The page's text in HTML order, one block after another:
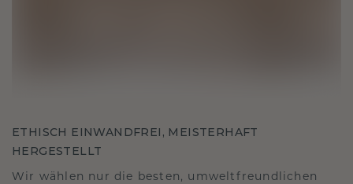
ETHISCH EINWANDFREI, MEISTERHAFT
HERGESTELLT
Wir wählen nur die besten, umweltfreundlichen